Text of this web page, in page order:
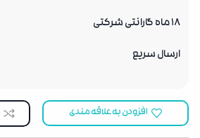
18 ماه گارانتی شرکتی
ارسال سریع
افزودن به علاقه مندی